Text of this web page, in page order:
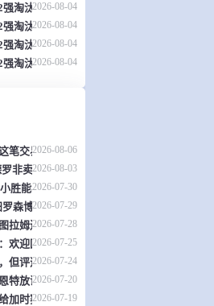
淘汰赛 大塘控股 VS 茂名市点都得 全场录像
2026-08-04
淘汰赛 广州蜀地红 VS 广州戴拿模 全场录像
2026-08-04
淘汰赛 广东凤铝 VS 湛江八部科技 全场录像
2026-08-04
淘汰赛 三水乐民兴健力宝 VS 中国澳门澳
2026-08-04
笔交易，可能是英超史上最炸裂的转会？
2026-08-06
非卖品？切尔西热身赛暴露不少问题
2026-08-03
胜能看出什么？
2026-07-30
森博格，齐尔克泽传射，19岁小将惊艳全场
2026-07-29
拉姆还得再歇两周
2026-07-28
欢迎回家！
2026-07-25
但评选标准？真搞不懂了
2026-07-24
特放话：西班牙就是世界最强
2026-07-20
加时赛省体力？
2026-07-19